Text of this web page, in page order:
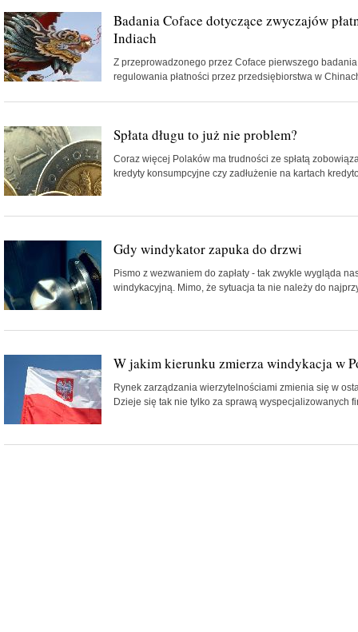
Badania Coface dotyczące zwyczajów
Indiach
Z przeprowadzonego przez Coface pierwszego
regulowania płatności przez przedsiębiorstwa w
Spłata długu to już nie problem?
Coraz więcej Polaków ma trudności ze spłatą
kredyty konsumpcyjne czy zadłużenie na kartach
Gdy windykator zapuka do drzwi
Pismo z wezwaniem do zapłaty - tak zwykle wygląda
windykacyjną. Mimo, że sytuacja ta nie należy do
W jakim kierunku zmierza windykacja w
Rynek zarządzania wierzytelnościami zmienia się w
Dzieje się tak nie tylko za sprawą wyspecjalizowanych